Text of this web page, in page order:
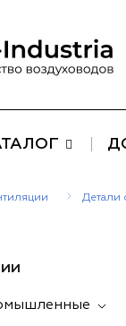
Детали